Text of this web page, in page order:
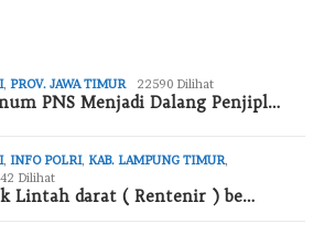
, PROV. JAWA TIMUR 22590 Dilihat
PNS Menjadi Dalang Penjipl…
, INFO POLRI, KAB. LAMPUNG TIMUR,
Dilihat
Lintah darat ( Rentenir ) be…